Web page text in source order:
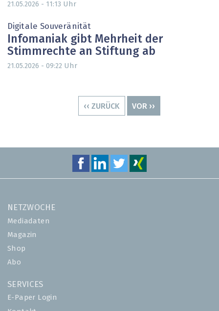
21.05.2026 - 11:13 Uhr
Digitale Souveränität
Infomaniak gibt Mehrheit der
Stimmrechte an Stiftung ab
21.05.2026 - 09:22 Uhr
VORHERIGE
‹‹ ZURÜCK
NÄCHSTE
VOR ››
NETZWOCHE
Mediadaten
Magazin
Shop
Abo
SERVICES
E-Paper Login